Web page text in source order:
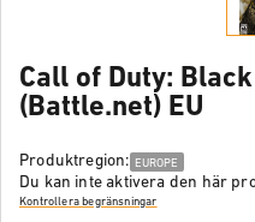
Call of Duty: Black
(Battle.net) EU
Produktregion: EUROPE
Du kan inte aktivera den här
Kontrollera begränsningar